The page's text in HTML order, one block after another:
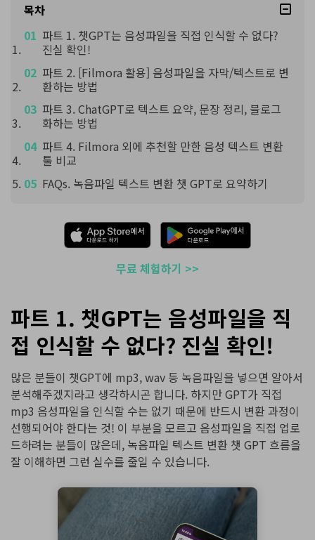
목차
파트 1. 챗GPT는 음성파일을 직접 인식할 수 없다?
진실 확인!
파트 2. [Filmora 활용] 음성파일을 자막/텍스트로 변
환하는 방법
파트 3. ChatGPT로 텍스트 요약, 문장 정리, 블로그
화하는 방법
파트 4. Filmora 외에 추천할 만한 음성 텍스트 변환
툴 비교
FAQs. 녹음파일 텍스트 변환 챗 GPT로 요약하기
무료 체험하기 >>
파트 1. 챗GPT는 음성파일을 직
접 인식할 수 없다? 진실 확인!
많은 분들이 챗GPT에 mp3, wav 등 녹음파일을 넣으면 알아서
분석해주겠지라고 생각하시곤 합니다. 하지만 GPT가 직접
mp3 음성파일을 인식할 수는 없기 때문에 반드시 변환 과정이
선행되어야 한다는 것! 이 부분을 모르고 음성파일을 직접 업로
드하려는 분들이 많은데, 녹음파일 텍스트 변환 챗 GPT 흐름을
잘 이해하면 그런 실수를 줄일 수 있습니다.